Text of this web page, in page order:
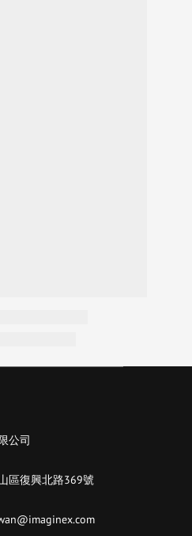
公司
區復興北路369號